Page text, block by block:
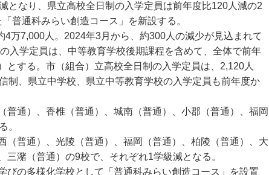
となり、県立高校全日制の入学定員は前年度比120人減の2
普通科みらい創造コース」を新設する。
万7,000人。2024年3月から、約300人の減少が見込まれて
入学定員は、中等教育学校後期課程を含めて、全体で前年
する。市（組合）立高校全日制の入学定員は、2,120人
制、県立中学校、県立中等教育学校の入学定員も前年度か
通）、香椎（普通）、城南（普通）、小郡（普通）、福岡
。
普通）、光陵（普通）、福岡（普通）、柏陵（普通）、大
潴（普通）の9校で、それぞれ1学級減となる。
の多様化学校として「普通科みらい創造コース」を設置